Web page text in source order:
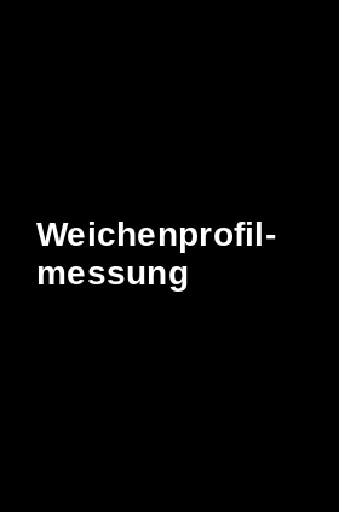
Weichenprofil-
messung